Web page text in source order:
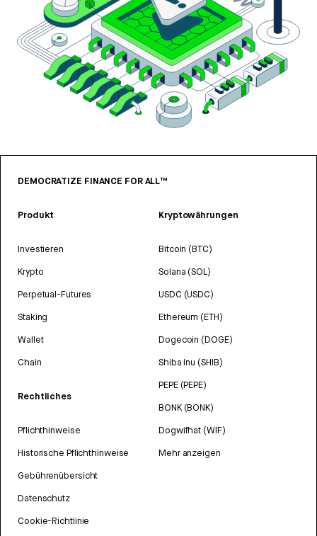
DEMOCRATIZE FINANCE FOR ALL™
Produkt
Investieren
Krypto
Perpetual-Futures
Staking
Wallet
Chain
Rechtliches
Pflichthinweise
Historische Pflichthinweise
Gebührenübersicht
Datenschutz
Cookie-Richtlinie
Kryptowährungen
Bitcoin (BTC)
Solana (SOL)
USDC (USDC)
Ethereum (ETH)
Dogecoin (DOGE)
Shiba Inu (SHIB)
PEPE (PEPE)
BONK (BONK)
Dogwifhat (WIF)
Mehr anzeigen